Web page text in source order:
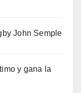
John Semple
y gana la